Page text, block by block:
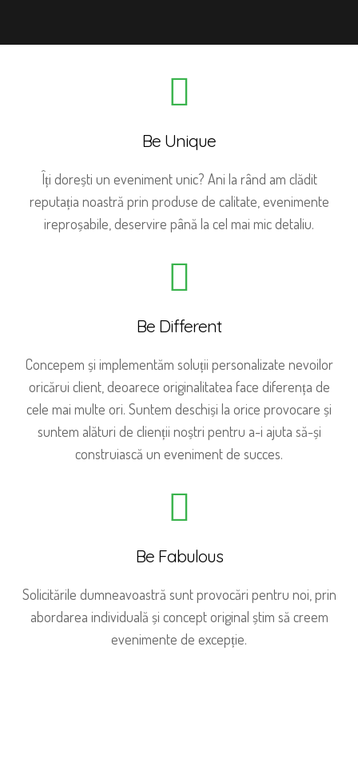
Be Unique
Îți dorești un eveniment unic? Ani la rând am clădit
reputația noastră prin produse de calitate, evenimente
ireproșabile, deservire până la cel mai mic detaliu.
Be Different
Concepem și implementăm soluții personalizate nevoilor
oricărui client, deoarece originalitatea face diferența de
cele mai multe ori. Suntem deschiși la orice provocare și
suntem alături de clienții noștri pentru a-i ajuta să-și
construiască un eveniment de succes.
Be Fabulous
Solicitările dumneavoastră sunt provocări pentru noi, prin
abordarea individuală și concept original știm să creem
evenimente de excepție.